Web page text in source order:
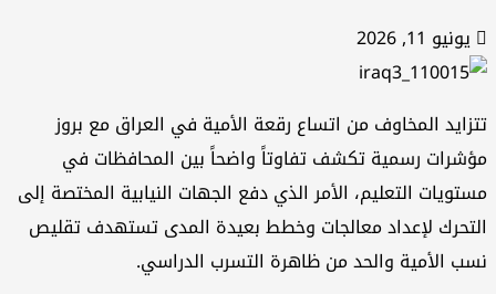
يونيو 11, 2026
المخاوف من اتساع رقعة الأمية في العراق مع بروز
رسمية تكشف تفاوتاً واضحاً بين المحافظات في
التعليم، الأمر الذي دفع الجهات النيابية المختصة إلى
لإعداد معالجات وخطط بعيدة المدى تستهدف تقليص
الأمية والحد من ظاهرة التسرب الدراسي.